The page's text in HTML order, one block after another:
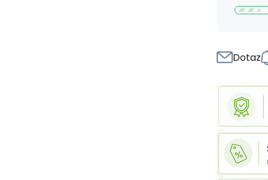
Dotaz